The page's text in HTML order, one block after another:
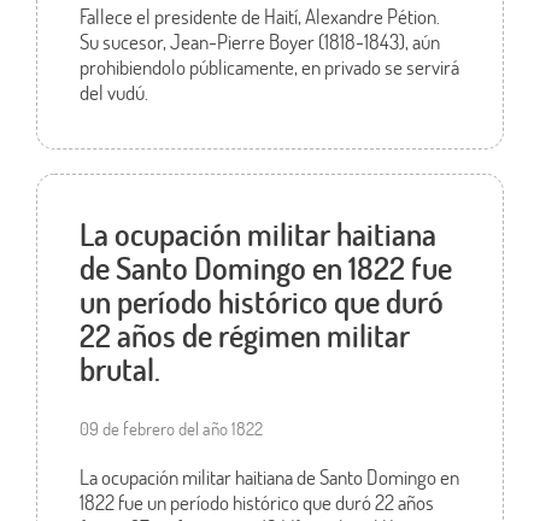
Fallece el presidente de Haití, Alexandre Pétion.
Su sucesor, Jean-Pierre Boyer (1818-1843), aún
prohibiendolo públicamente, en privado se servirá
del vudú.
La ocupación militar haitiana
de Santo Domingo en 1822 fue
un período histórico que duró
22 años de régimen militar
brutal.
09 de febrero del año 1822
La ocupación militar haitiana de Santo Domingo en
1822 fue un período histórico que duró 22 años